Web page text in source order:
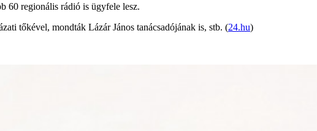
60 regionális rádió is ügyfele lesz.
tőkével, mondták Lázár János tanácsadójának is, stb. (24.hu)